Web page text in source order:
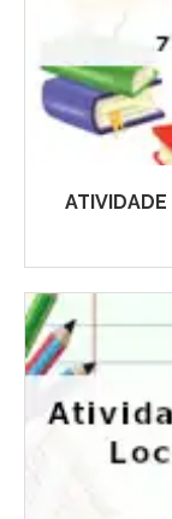
ATIVIDADE